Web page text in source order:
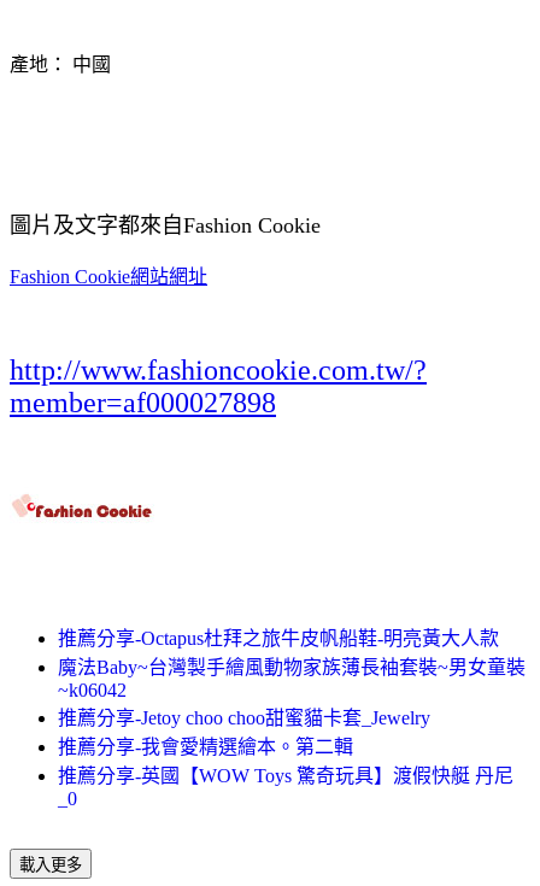
產地： 中國
圖片及文字都來自Fashion Cookie
Fashion Cookie網站網址
http://www.fashioncookie.com.tw/?
member=af000027898
推薦分享-Octapus杜拜之旅牛皮帆船鞋-明亮黃大人款
魔法Baby~台灣製手繪風動物家族薄長袖套裝~男女童裝
~k06042
推薦分享-Jetoy choo choo甜蜜貓卡套_Jewelry
推薦分享-我會愛精選繪本。第二輯
推薦分享-英國【WOW Toys 驚奇玩具】渡假快艇 丹尼
_0
載入更多